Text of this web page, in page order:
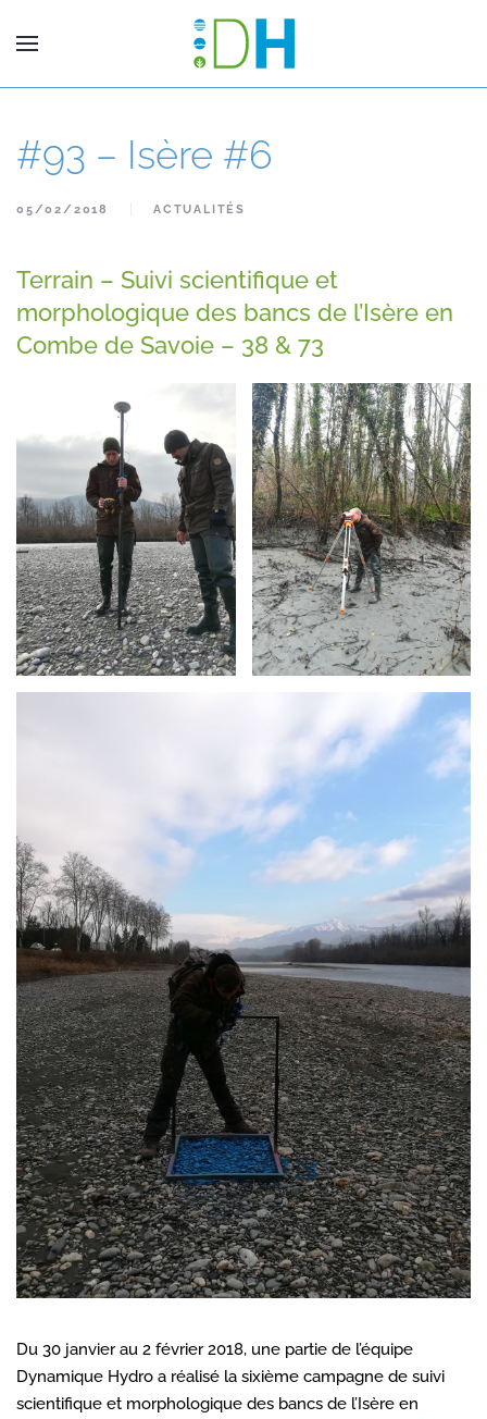
#93 – Isère #6
05/02/2018 ACTUALITÉS
Terrain – Suivi scientifique et
morphologique des bancs de l’Isère en
Combe de Savoie – 38 & 73
Du 30 janvier au 2 février 2018, une partie de l’équipe
Dynamique Hydro a réalisé la sixième campagne de suivi
scientifique et morphologique des bancs de l’Isère en